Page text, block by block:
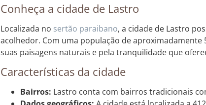
Conheça a cidade de Lastro
Localizada no sertão paraibano, a cidade de Lastro
acolhedor. Com uma população de
suas paisagens naturais e pela tranquilidade que
Características da cidade
Bairros: Lastro conta com bairros tradicionais